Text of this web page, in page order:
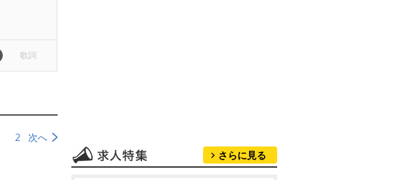
歌詞
2 次へ
さらに見る